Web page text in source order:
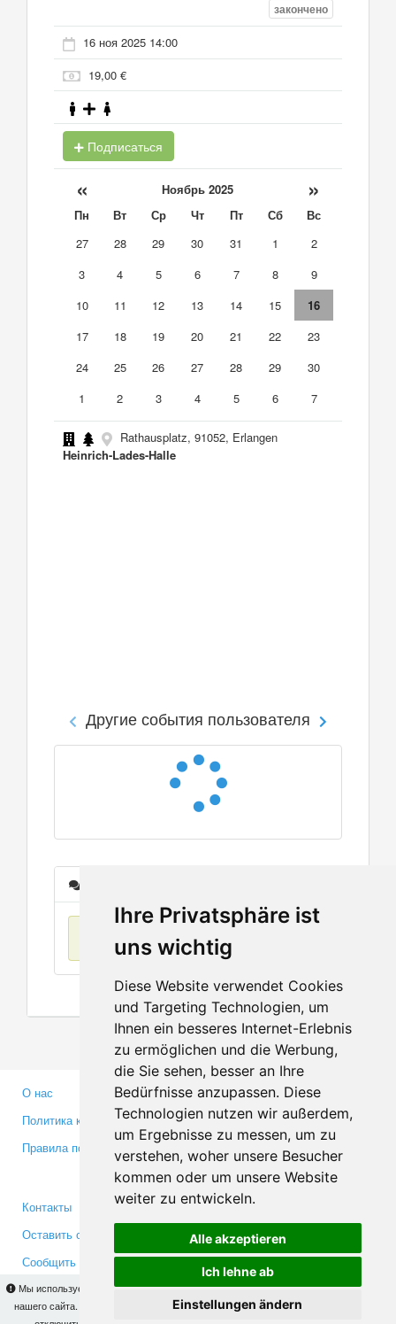
Ihre Privatsphäre ist
uns wichtig
Diese Website verwendet Cookies
und Targeting Technologien, um
Ihnen ein besseres Internet-Erlebnis
zu ermöglichen und die Werbung,
die Sie sehen, besser an Ihre
Bedürfnisse anzupassen. Diese
Technologien nutzen wir außerdem,
um Ergebnisse zu messen, um zu
verstehen, woher unsere Besucher
kommen oder um unsere Website
weiter zu entwickeln.
Alle akzeptieren
Ich lehne ab
Einstellungen ändern
Мы используем cookies для того, чтобы Вы могли использовать весь функционал
нашего сайта. На
Вы сможете узнать подробности и, при желании,
закончено
16 ноя 2025 14:00
19,00 €
Подписаться
« Ноябрь 2025 »
Пн Вт Ср Чт Пт Сб
Вс
27
28 29 30 31 1
2
3
4 5 6 7 8
9
10
11 12 13 14 15
16
17
18 19 20 21 22
23
24
25 26 27 28 29
30
1
2 3 4 5 6 7
Rathausplatz, 91052, Erlangen
Heinrich-Lades-Halle
Другие события пользователя
О нас
Политика конфиденциальности
Правила пользования
Партнерам
Инвесторам
Медиа
Контакты
Оставить отзыв
Сообщить об ошибке
Facebook
Twitter
YouTube
Google+